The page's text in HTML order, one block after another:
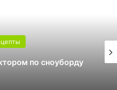
по сноуборду